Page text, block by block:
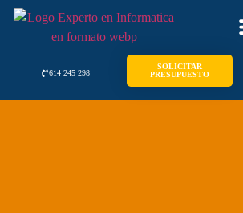
614 245 298
SOLICITAR
PRESUPUESTO